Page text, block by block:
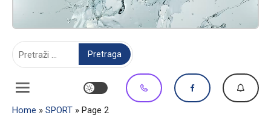
Home » SPORT » Page 2